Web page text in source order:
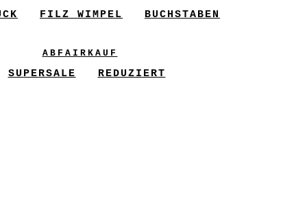
FILZ WIMPEL BUCHSTABEN
ABFAIRKAUF
SUPERSALE REDUZIERT